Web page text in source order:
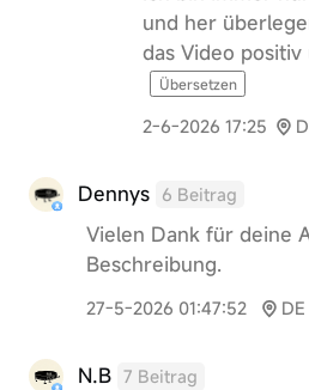
und her
das Video
Übersetzen
2-6-2026 17:25
Dennys 6 Beitrag
Vielen Dank für deine
Beschreibung.
27-5-2026 01:47:52 DE
N.B 7 Beitrag